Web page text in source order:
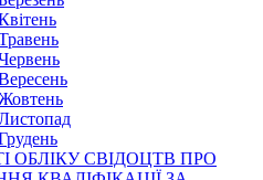
ОБЛІКУ СВІДОЦТВ ПРО